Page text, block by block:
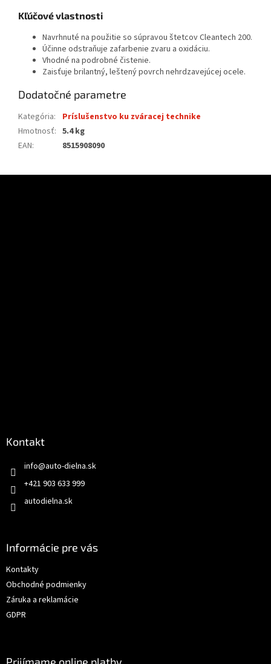
Kľúčové vlastnosti
Navrhnuté na použitie so súpravou štetcov Cleantech 200.
Účinne odstraňuje zafarbenie zvaru a oxidáciu.
Vhodné na podrobné čistenie.
Zaisťuje brilantný, leštený povrch nehrdzavejúcej ocele.
Dodatočné parametre
Kategória:
Príslušenstvo ku zváracej technike
Hmotnosť: 5.4 kg
EAN: 8515908090
Kontakt
info@auto-dielna.sk
+421 903 633 999
autodielna.sk
Informácie pre vás
Kontakty
Obchodné podmienky
Záruka a reklamácie
GDPR